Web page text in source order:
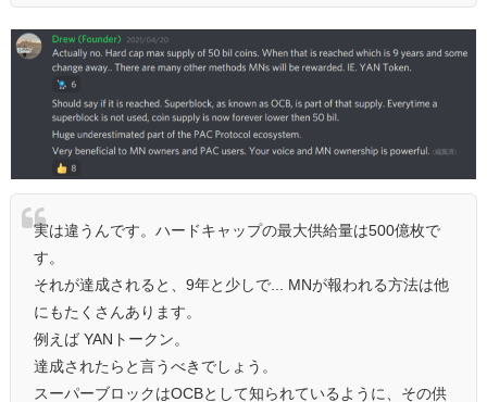
実は違うんです。ハードキャップの最大供給量は500億枚で
す。
それが達成されると、9年と少しで... MNが報われる方法は他
にもたくさんあります。
例えば YANトークン。
達成されたらと言うべきでしょう。
スーパーブロックはOCBとして知られているように、その供